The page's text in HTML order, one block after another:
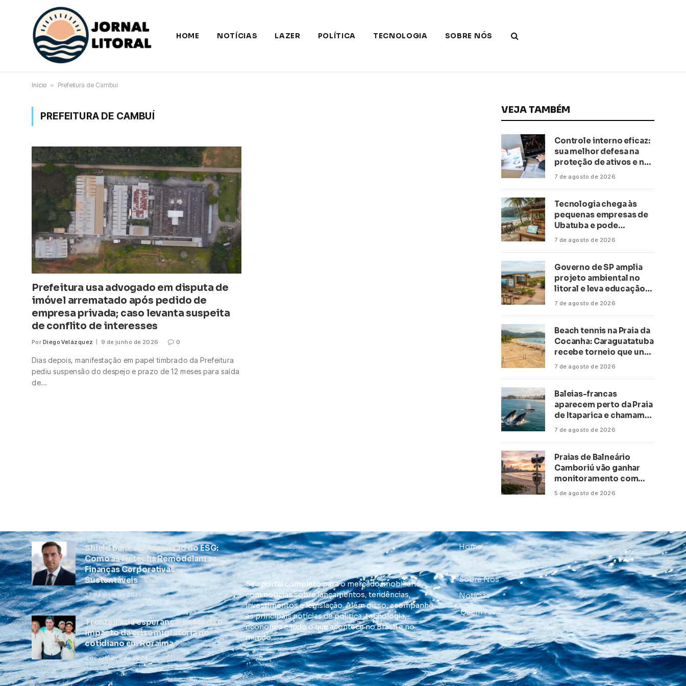
HOME NOTÍCIAS LAZER POLÍTICA TECNOLOGIA SOBRE NÓS
Início » Prefeitura de Cambuí
PREFEITURA DE CAMBUÍ
Prefeitura usa advogado em disputa de
imóvel arrematado após pedido de
empresa privada; caso levanta suspeita
de conflito de interesses
Por Diego Velázquez 9 de junho de 2026 0
Dias depois, manifestação em papel timbrado da Prefeitura
pediu suspensão do despejo e prazo de 12 meses para saída
de…
VEJA TAMBÉM
Controle interno eficaz:
sua melhor defesa na
proteção de ativos e na
saúde financeira!
7 de agosto de 2026
Tecnologia chega às
pequenas empresas de
Ubatuba e pode
transformar negócios
7 de agosto de 2026
Governo de SP amplia
projeto ambiental no
litoral e leva educação
climática a escolas de 16
7 de agosto de 2026
Beach tennis na Praia da
Cocanha: Caraguatatuba
recebe torneio que une
esporte, lazer e mar
7 de agosto de 2026
Baleias-francas
aparecem perto da Praia
de Itaparica e chamam
atenção no litoral do
7 de agosto de 2026
Praias de Balneário
Camboriú vão ganhar
monitoramento com
inteligência artificial
5 de agosto de 2026
Shield Bank e a Ascensão do ESG:
Como as Fintechs Remodelam as
Finanças Corporativas
Sustentáveis
27 de maio de 2025
Fronteira da esperança: entenda o
impacto da crise migratória no
cotidiano em Roraima
2 de outubro de 2024
Seu portal completo para o mercado imobiliário,
com notícias sobre lançamentos, tendências,
investimentos e legislação. Além disso, acompanhe
as principais notícias de política, tecnologia,
economia e tudo o que acontece no Brasil e no
mundo.
Home
Contato
Sobre Nós
Notícias
Quem Faz